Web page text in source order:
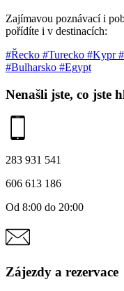
Zajímavou poznávací i
pořídíte i v destinacích:
#Řecko #Turecko #Kypr
#Bulharsko #Egypt
Nenašli jste, co jste
283 931 541
606 613 186
Od 8:00 do 20:00
Zájezdy a rezervace